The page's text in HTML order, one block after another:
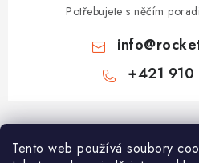
Tento web používá soubory
Potřebujete s něčím
info@
+421
Z
á
Najdete nás